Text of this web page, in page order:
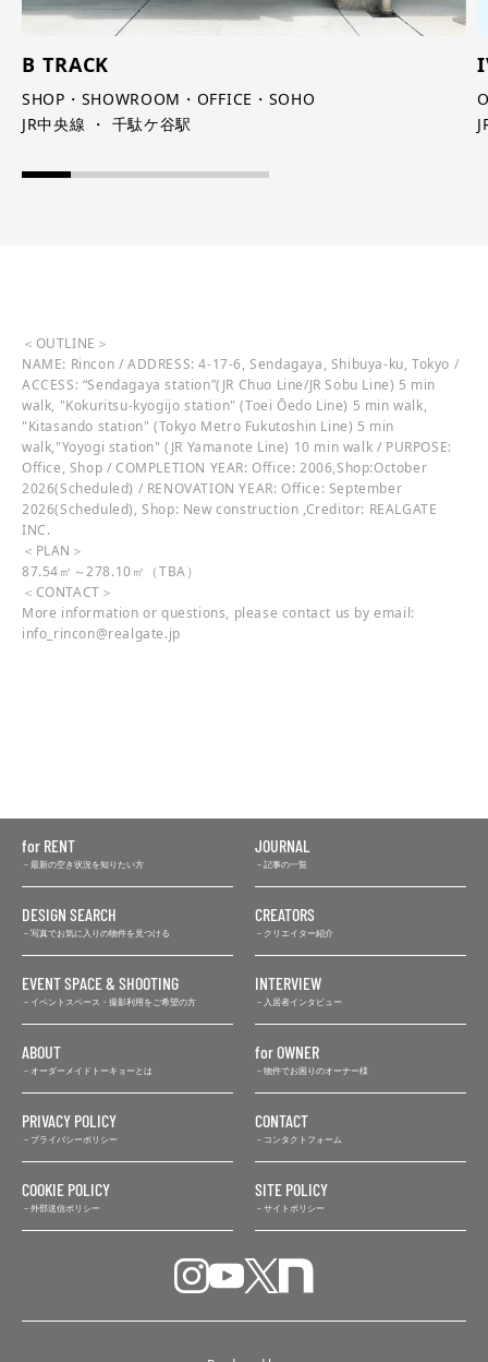
B TRACK
SHOP・SHOWROOM・OFFICE・SOHO
JR中央線 ・ 千駄ケ谷駅
＜OUTLINE＞
NAME: Rincon / ADDRESS: 4-17-6, Sendagaya, Shibuya-ku, Tokyo /
ACCESS: “Sendagaya station”(JR Chuo Line/JR Sobu Line) 5 min
walk, "Kokuritsu-kyogijo station" (Toei Ōedo Line) 5 min walk,
"Kitasando station" (Tokyo Metro Fukutoshin Line) 5 min
walk,"Yoyogi station" (JR Yamanote Line) 10 min walk / PURPOSE:
Office, Shop / COMPLETION YEAR: Office: 2006,Shop:October
2026(Scheduled) / RENOVATION YEAR: Office: September
2026(Scheduled), Shop: New construction ,Creditor: REALGATE
INC.
＜PLAN＞
87.54㎡～278.10㎡（TBA）
＜CONTACT＞
More information or questions, please contact us by email:
info_rincon@realgate.jp
for RENT
最新の空き状況を知りたい方
JOURNAL
記事の一覧
DESIGN SEARCH
写真でお気に入りの物件を見つける
CREATORS
クリエイター紹介
EVENT SPACE & SHOOTING
イベントスペース・撮影利用をご希望の方
INTERVIEW
入居者インタビュー
ABOUT
オーダーメイドトーキョーとは
for OWNER
物件でお困りのオーナー様
PRIVACY POLICY
プライバシーポリシー
CONTACT
コンタクトフォーム
COOKIE POLICY
外部送信ポリシー
SITE POLICY
サイトポリシー